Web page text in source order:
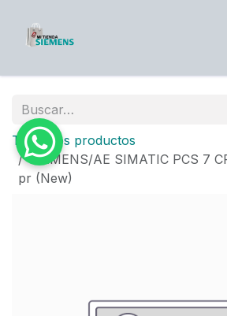
Todos los productos
SIEMENS/AE SIMATIC PCS 7
pr (New)